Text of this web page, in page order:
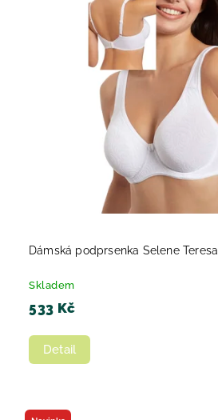
Dámská podprsenka Selene Teresa
Skladem
533 Kč
Detail